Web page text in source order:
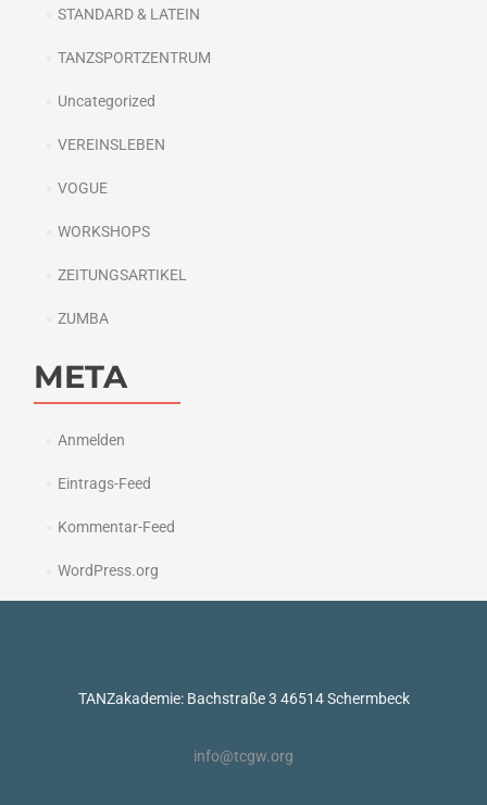
STANDARD & LATEIN
TANZSPORTZENTRUM
Uncategorized
VEREINSLEBEN
VOGUE
WORKSHOPS
ZEITUNGSARTIKEL
ZUMBA
META
Anmelden
Eintrags-Feed
Kommentar-Feed
WordPress.org
TANZakademie: Bachstraße 3 46514 Schermbeck
info@tcgw.org